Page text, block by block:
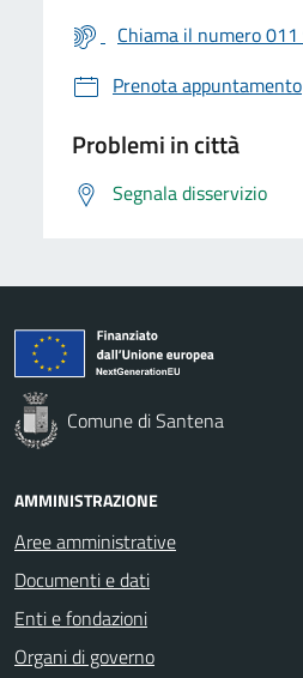
Chiama il numero
Prenota appuntamento
Problemi in città
Segnala disservizio
Comune di Santena
AMMINISTRAZIONE
Aree amministrative
Documenti e dati
Enti e fondazioni
Organi di governo